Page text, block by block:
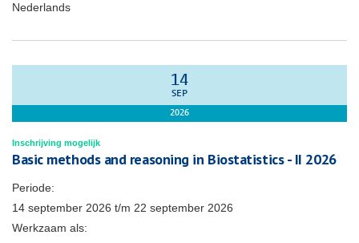
Nederlands
14
SEP
2026
Inschrijving mogelijk
Basic methods and reasoning in Biostatistics - II 2026
Periode:
14 september 2026 t/m 22 september 2026
Werkzaam als: